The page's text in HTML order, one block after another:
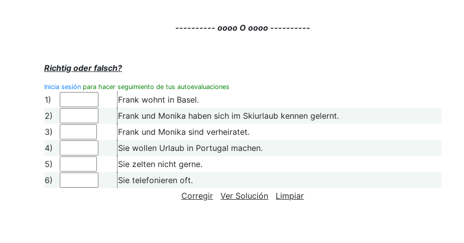
---------- oooo O oooo ----------
Richtig oder falsch?
Inicia sesiónpara hacer seguimiento de tus autoevaluaciones
1)
Frank wohnt in Basel.
2)
Frank und Monika haben sich im Skiurlaub kennen gelernt.
3)
Frank und Monika sind verheiratet.
4)
Sie wollen Urlaub in Portugal machen.
5)
Sie zelten nicht gerne.
6)
Sie telefonieren oft.
Corregir
Ver Solución Limpiar